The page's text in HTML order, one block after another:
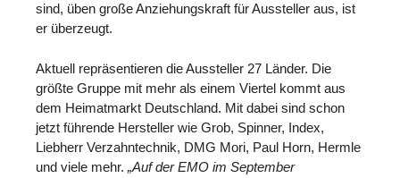
sind, üben große Anziehungskraft für Aussteller aus, ist
er überzeugt.
Aktuell repräsentieren die Aussteller 27 Länder. Die
größte Gruppe mit mehr als einem Viertel kommt aus
dem Heimatmarkt Deutschland. Mit dabei sind schon
jetzt führende Hersteller wie Grob, Spinner, Index,
Liebherr Verzahntechnik, DMG Mori, Paul Horn, Hermle
und viele mehr. „Auf der EMO im September